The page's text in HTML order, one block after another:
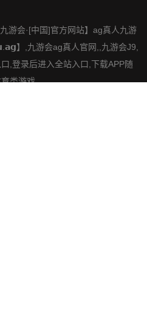
游会·[中国]官方网站】ag真人九游
】,九游会ag真人官网,,九游会J9,
,登录后进入全站入口,下载APP随
类游戏。